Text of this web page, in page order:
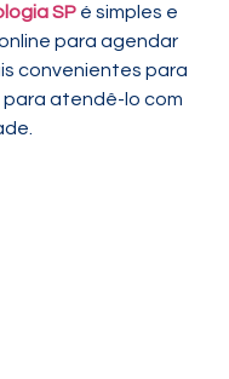
SP é simples e
para agendar
convenientes para
para atendê-lo com